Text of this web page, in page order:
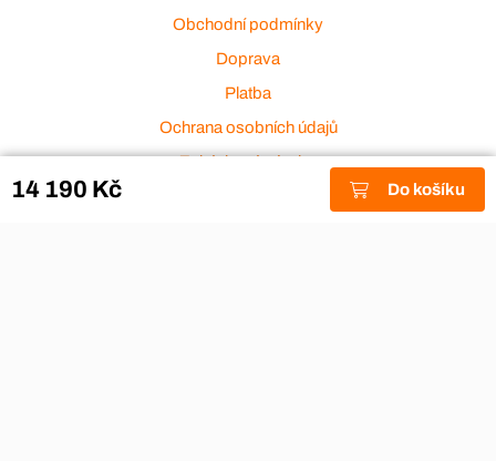
14 190 Kč Do košíku
Obchodní podmínky
Doprava
Platba
Ochrana osobních údajů
Zakázková výroba